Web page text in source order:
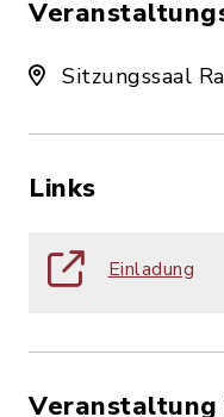
Sitzungssaal
Links
Einladung